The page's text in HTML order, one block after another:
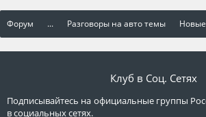
Форум ... Разговоры на авто темы
Клуб в Соц. Сетях
Подписывайтесь на официальные группы
в социальных сетях.